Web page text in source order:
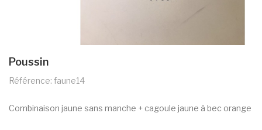
Poussin
Référence: faune14
Combinaison jaune sans manche + cagoule jaune à bec orange